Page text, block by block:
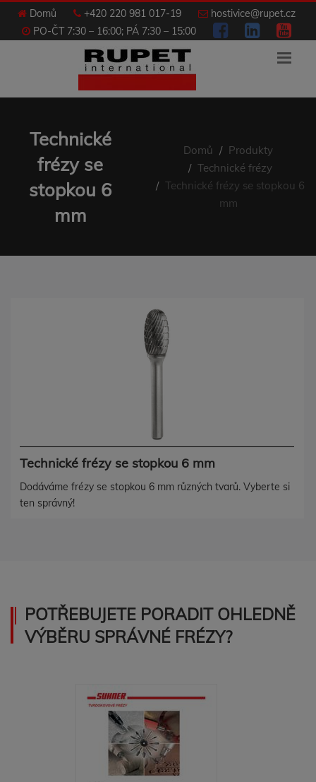
Domů +420 220 981 017-19
hostivice@rupet.cz
PO-ČT 7:30 – 16:00; PÁ 7:30 – 15:00
Technické
frézy se
stopkou 6
mm
Domů
Produkty
Technické frézy
Technické frézy se stopkou 6
mm
Technické frézy se stopkou 6 mm
Dodáváme frézy se stopkou 6 mm různých tvarů. Vyberte si
ten správný!
POTŘEBUJETE PORADIT OHLEDNĚ
VÝBĚRU SPRÁVNÉ FRÉZY?